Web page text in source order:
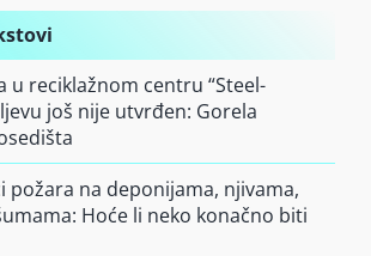
u reciklažnom centru “Steel-
još nije utvrđen: Gorela
požara na deponijama, njivama,
Hoće li neko konačno biti